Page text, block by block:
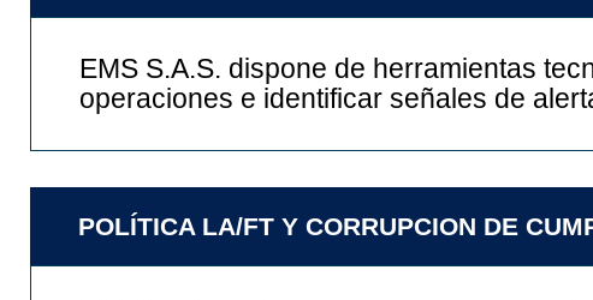
EMS S.A.S. dispone de herramientas
operaciones e identificar señales de
POLÍTICA LA/FT Y CORRUPCION DE